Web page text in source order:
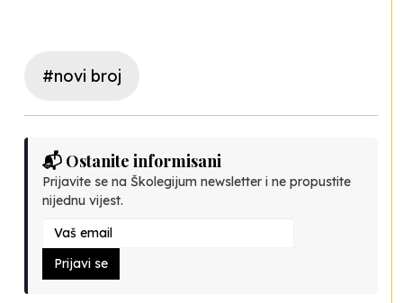
#novi broj
📬 Ostanite informisani
Prijavite se na Školegijum newsletter i ne propustite
nijednu vijest.
Prijavi se